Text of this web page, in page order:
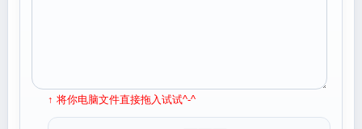
↑ 将你电脑文件直接拖入试试^-^